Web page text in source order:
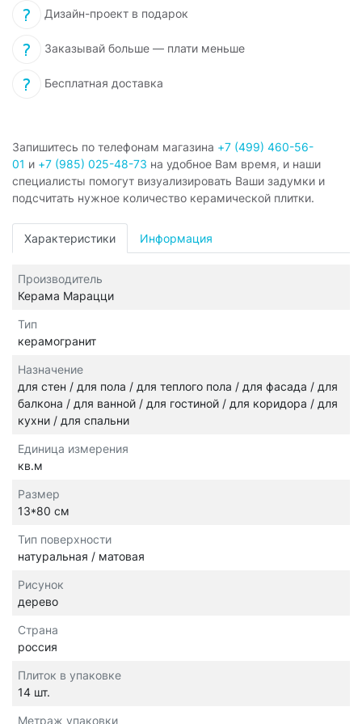
Дизайн-проект в подарок
Заказывай больше — плати меньше
Бесплатная доставка
Запишитесь по телефонам магазина +7 (499) 460-56-
01 и +7 (985) 025-48-73 на удобное Вам время, и наши
специалисты помогут визуализировать Ваши задумки и
подсчитать нужное количество керамической плитки.
Характеристики Информация
Производитель
Керама Марацци
Тип
керамогранит
Назначение
для стен / для пола / для теплого пола / для фасада / для
балкона / для ванной / для гостиной / для коридора / для
кухни / для спальни
Единица измерения
кв.м
Размер
13*80 см
Тип поверхности
натуральная / матовая
Рисунок
дерево
Страна
россия
Плиток в упаковке
14 шт.
Метраж упаковки